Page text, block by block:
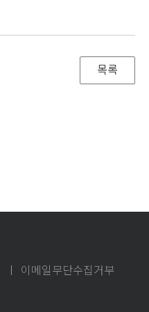
이메일무단수집거부